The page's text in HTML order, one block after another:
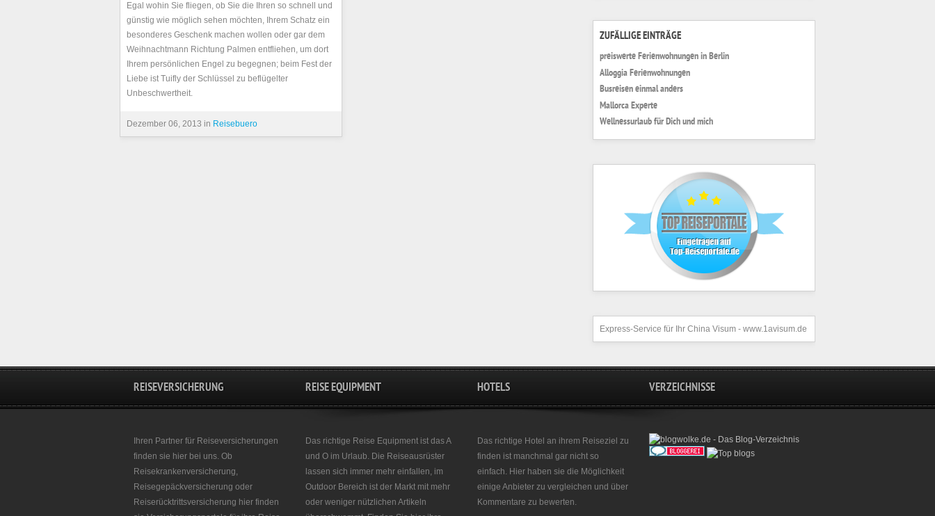
Egal wohin Sie fliegen, ob Sie die Ihren so schnell und
günstig wie möglich sehen möchten, Ihrem Schatz ein
besonderes Geschenk machen wollen oder gar dem
Weihnachtmann Richtung Palmen entfliehen, um dort
Ihrem persönlichen Engel zu begegnen; beim Fest der
Liebe ist Tuifly der Schlüssel zu beflügelter
Unbeschwertheit.
Dezember 06, 2013 in Reisebuero
ZUFÄLLIGE EINTRÄGE
preiswerte Ferienwohnungen in Berlin
Alloggia Ferienwohnungen
Busreisen einmal anders
Mallorca Experte
Wellnessurlaub für Dich und mich
Express-Service für Ihr China Visum - www.1avisum.de
REISEVERSICHERUNG
Ihren Partner für Reiseversicherungen
finden sie hier bei uns. Ob
Reisekrankenversicherung,
Reisegepäckversicherung oder
Reiserücktrittsversicherung hier finden
REISE EQUIPMENT
Das richtige Reise Equipment ist das A
und O im Urlaub. Die Reiseausrüster
lassen sich immer mehr einfallen, im
Outdoor Bereich ist der Markt mit mehr
oder weniger nützlichen Artikeln
HOTELS
Das richtige Hotel an ihrem Reiseziel zu
finden ist manchmal gar nicht so
einfach. Hier haben sie die Möglichkeit
einige Anbieter zu vergleichen und über
Kommentare zu bewerten.
VERZEICHNISSE